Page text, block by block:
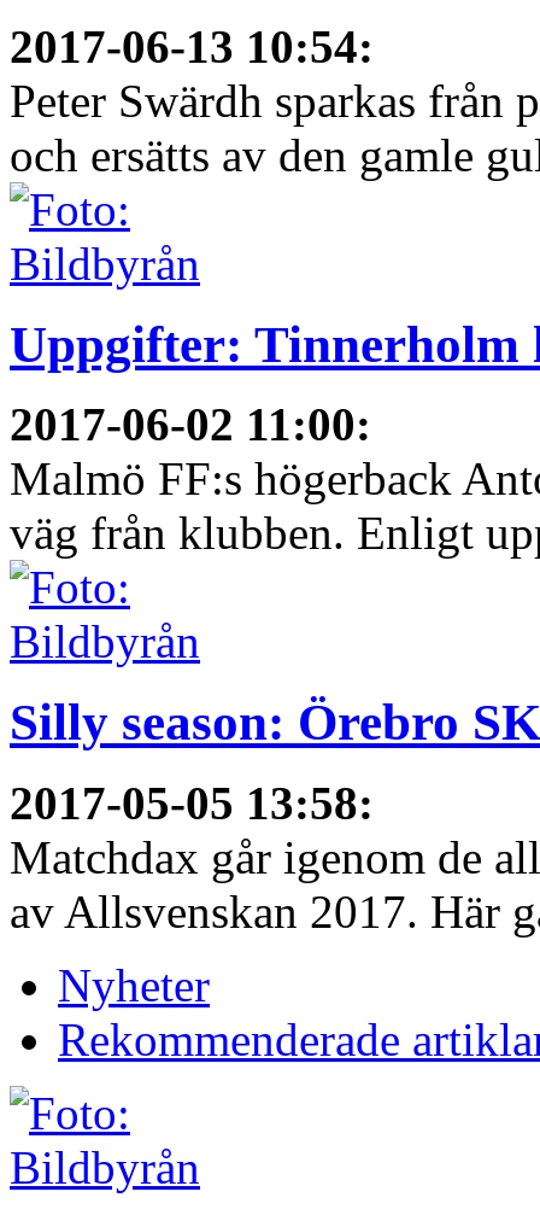
2017-06-13 10:54:
Peter Swärdh sparkas från
och ersätts av den gamle
Uppgifter: Tinnerholm
2017-06-02 11:00:
Malmö FF:s högerback
väg från klubben. Enligt
Silly season: Örebro
2017-05-05 13:58:
Matchdax går igenom de
av Allsvenskan 2017. Här
Nyheter
Rekommenderade